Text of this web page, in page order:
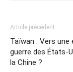
Article précédent
Taïwan : Vers une
guerre des États-
la Chine ?